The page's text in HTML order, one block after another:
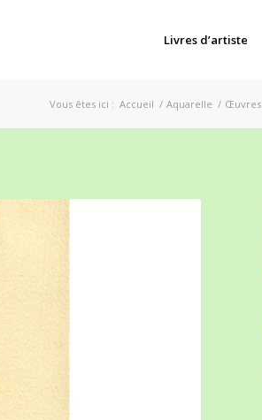
Livres d’artiste
Vous êtes ici : Accueil / Aquarelle / Œuvres